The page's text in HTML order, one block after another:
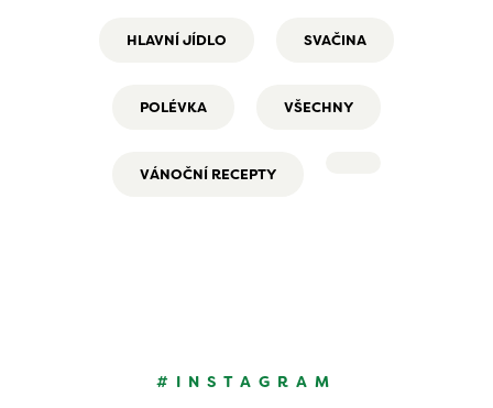
HLAVNÍ JÍDLO SVAČINA
POLÉVKA VŠECHNY
VÁNOČNÍ RECEPTY
#INSTAGRAM